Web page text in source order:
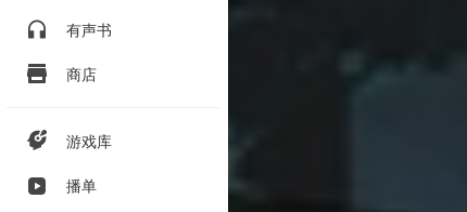
有声书
商店
游戏库
播单